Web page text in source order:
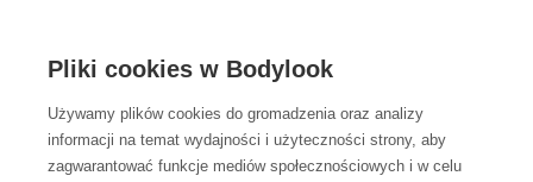
Pliki cookies w Bodylook
Używamy plików cookies do gromadzenia oraz analizy
informacji na temat wydajności i użyteczności strony, aby
zagwarantować funkcje mediów społecznościowych i w celu